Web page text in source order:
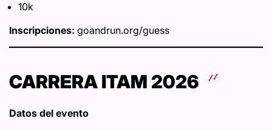
10k
Inscripciones: goandrun.org/guess
CARRERA ITAM 2026
Datos del evento